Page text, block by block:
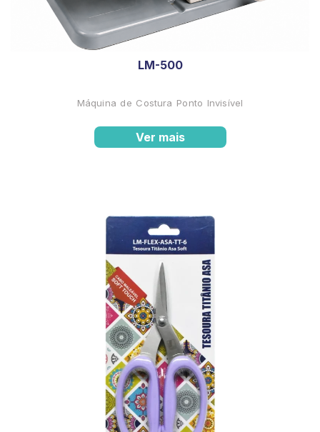
LM-500
Máquina de Costura Ponto Invisível
Ver mais